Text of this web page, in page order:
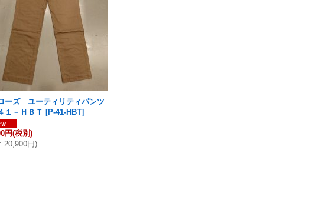
ーズ ユーティリティパンツ
１－ＨＢＴ [P-41-HBT]
円(税別)
: 20,900円)